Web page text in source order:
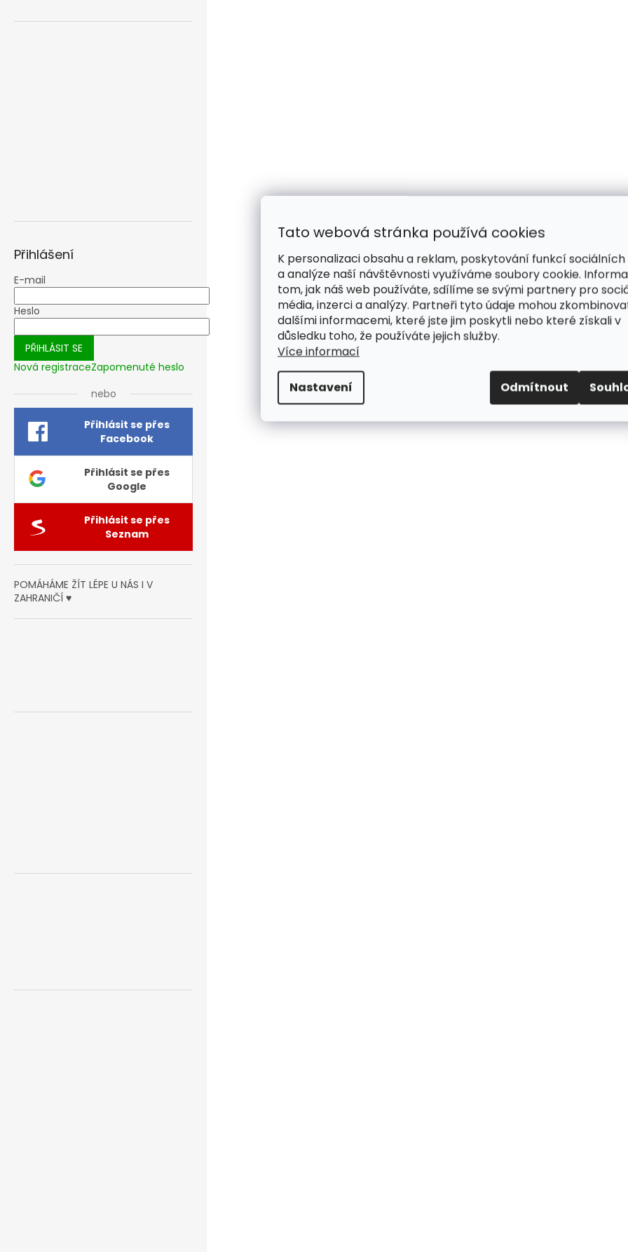
Tato webová stránka používá cookies
K personalizaci obsahu a reklam, poskytování funkcí
a analýze naší návštěvnosti využíváme soubory cookie.
tom, jak náš web používáte, sdílíme se svými partnery pro
média, inzerci a analýzy. Partneři tyto údaje mohou
dalšími informacemi, které jste jim poskytli nebo které získali v
důsledku toho, že používáte jejich služby.
Více informací
Nastavení Odmítnout
Přihlášení
E-mail
Heslo
PŘIHLÁSIT SE
Nová registraceZapomenuté heslo
nebo
Přihlásit se přes
Facebook
Přihlásit se přes
Google
Přihlásit se přes
Seznam
POMÁHÁME ŽÍT LÉPE U NÁS I V
ZAHRANIČÍ ♥